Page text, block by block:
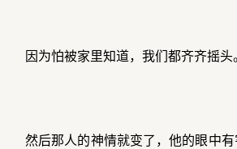
因为怕被家里知道，我们都齐齐摇头。
然后那人的神情就变了，他的眼中